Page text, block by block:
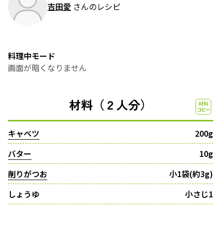
吉田愛 さんのレシピ
料理中モード
画面が暗くなりません
材料（２人分）
キャベツ
200g
バター
10g
削りがつお
小1袋(約3g)
しょうゆ
小さじ1